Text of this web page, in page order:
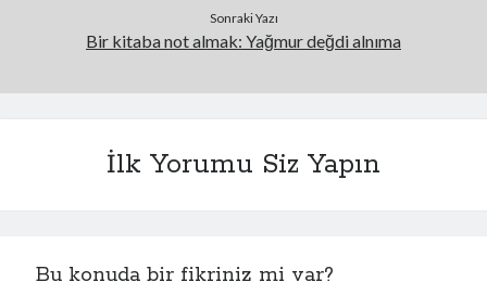
Sonraki Yazı
Bir kitaba not almak: Yağmur değdi alnıma
İlk Yorumu Siz Yapın
Bu konuda bir fikriniz mi var?